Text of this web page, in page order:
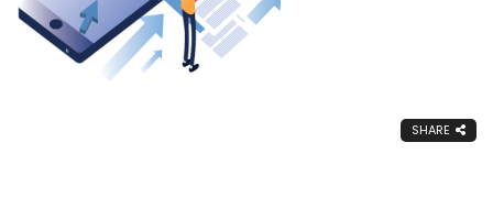
SHARE